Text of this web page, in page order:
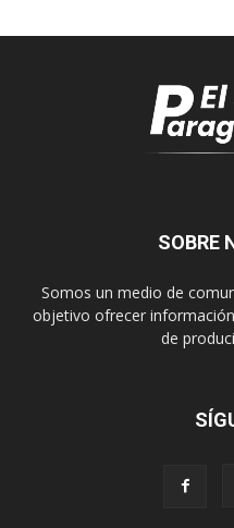
SOBRE
Somos un medio de
objetivo ofrecer
de